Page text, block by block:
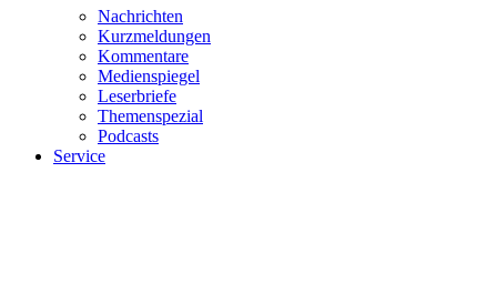
Nachrichten
Kurzmeldungen
Kommentare
Medienspiegel
Leserbriefe
Themenspezial
Podcasts
Service